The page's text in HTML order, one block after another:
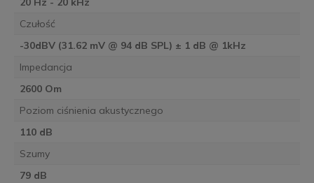
Czułość
-30dBV (31.62 mV @ 94 dB SPL) ± 1 dB @ 1kHz
Impedancja
2600 Om
Poziom ciśnienia akustycznego
110 dB
Szumy
79 dB